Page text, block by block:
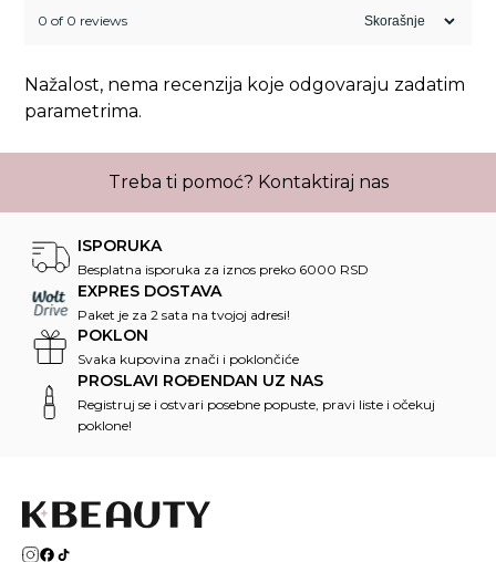
0 of 0 reviews
Nažalost, nema recenzija koje odgovaraju zadatim
parametrima.
Treba ti pomoć? Kontaktiraj nas
ISPORUKA
Besplatna isporuka za iznos preko 6000 RSD
EXPRES DOSTAVA
Paket je za 2 sata na tvojoj adresi!
POKLON
Svaka kupovina znači i poklončiće
PROSLAVI ROĐENDAN UZ NAS
Registruj se i ostvari posebne popuste, pravi liste i očekuj
poklone!